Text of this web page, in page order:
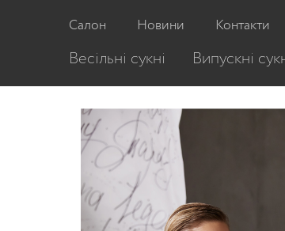
Головна / Випускні сукні/
Салон Новини Контакти
Весільні сукні Випускні